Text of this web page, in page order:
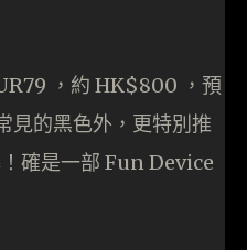
，約 HK$800 ，預
見的黑色外，更特別推
確是一部 Fun Device